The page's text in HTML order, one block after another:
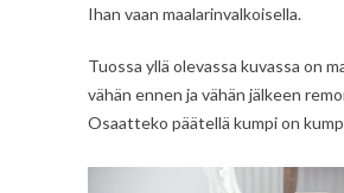
Ihan vaan maalarinvalkoisella.
Tuossa yllä olevassa kuvassa on
vähän ennen ja vähän jälkeen
Osaatteko päätellä kumpi on